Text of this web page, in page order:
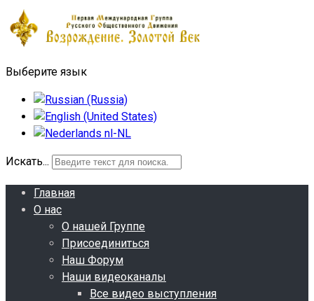
Выберите язык
Искать...
Главная
О нас
О нашей Группе
Присоединиться
Наш Форум
Наши видеоканалы
Все видео выступления